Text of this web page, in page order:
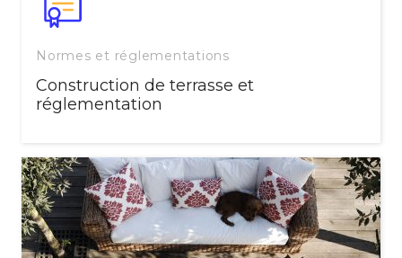
Normes et réglementations
Construction de terrasse et
réglementation